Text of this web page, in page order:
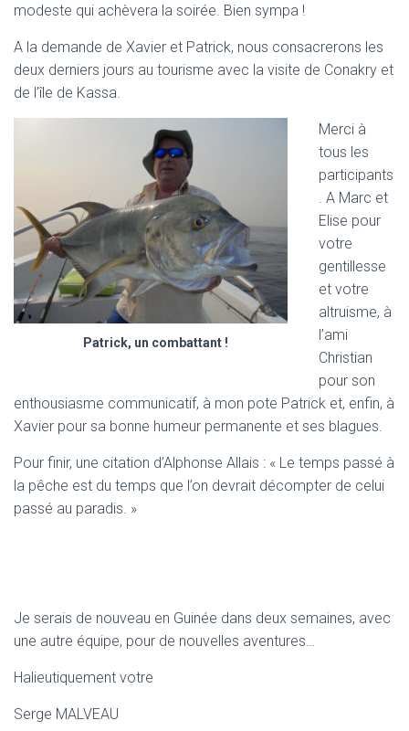
modeste qui achèvera la soirée. Bien sympa !
A la demande de Xavier et Patrick, nous consacrerons les
deux derniers jours au tourisme avec la visite de Conakry et
de l’île de Kassa.
Patrick, un combattant !
Merci à
tous les
participants
. A Marc et
Elise pour
votre
gentillesse
et votre
altruisme, à
l’ami
Christian
pour son
enthousiasme communicatif, à mon pote Patrick et, enfin, à
Xavier pour sa bonne humeur permanente et ses blagues.
Pour finir, une citation d’Alphonse Allais : « Le temps passé à
la pêche est du temps que l’on devrait décompter de celui
passé au paradis. »
Je serais de nouveau en Guinée dans deux semaines, avec
une autre équipe, pour de nouvelles aventures…
Halieutiquement votre
Serge MALVEAU